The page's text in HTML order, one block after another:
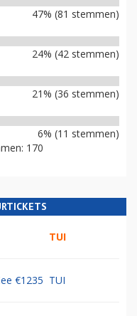
47% (81 stemmen)
24% (42 stemmen)
21% (36 stemmen)
6% (11 stemmen)
170
TUI
€1235 TUI